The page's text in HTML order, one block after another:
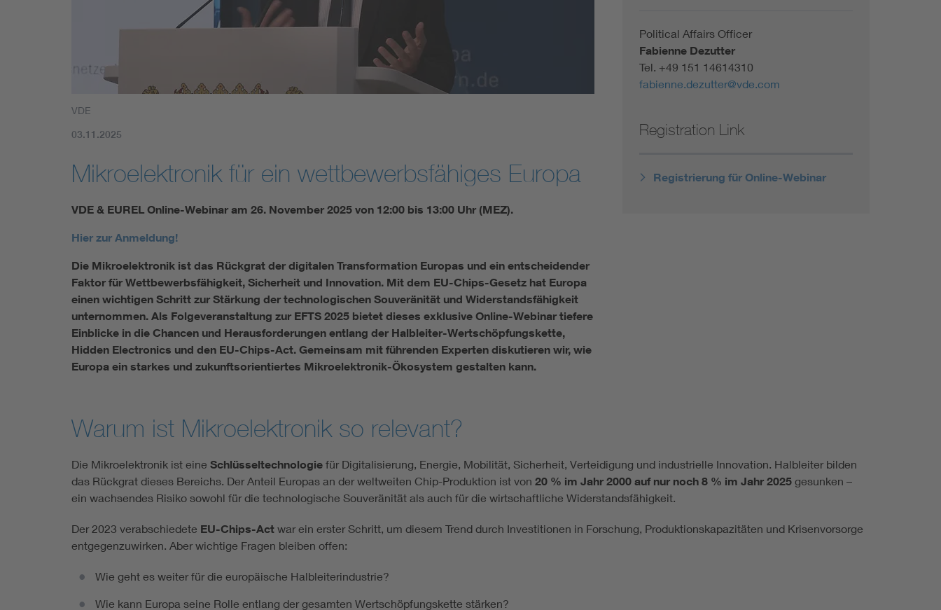
Energy storage
Functional safety Environmental Protection
VDE
03.11.2025
Mikroelektronik für ein wettbewerbsfähiges Europa
VDE & EUREL Online-Webinar am 26. November 2025 von 12:00 bis 13:00 Uhr (MEZ).
Hier zur Anmeldung!
Die Mikroelektronik ist das Rückgrat der digitalen Transformation Europas und ein entscheidender
Faktor für Wettbewerbsfähigkeit, Sicherheit und Innovation. Mit dem EU-Chips-Gesetz hat Europa
einen wichtigen Schritt zur Stärkung der technologischen Souveränität und Widerstandsfähigkeit
unternommen. Als Folgeveranstaltung zur EFTS 2025 bietet dieses exklusive Online-Webinar tiefere
Einblicke in die Chancen und Herausforderungen entlang der Halbleiter-Wertschöpfungskette,
Hidden Electronics und den EU-Chips-Act. Gemeinsam mit führenden Experten diskutieren wir, wie
Europa ein starkes und zukunftsorientiertes Mikroelektronik-Ökosystem gestalten kann.
Political Affairs Officer
Fabienne Dezutter
Tel. +49 151 14614310
fabienne.dezutter@vde.com
Registration Link
Registrierung für Online-Webinar
Warum ist Mikroelektronik so relevant?
Die Mikroelektronik ist eine Schlüsseltechnologie für Digitalisierung, Energie, Mobilität, Sicherheit, Verteidigung und industrielle Innovation. Halbleiter bilden
das Rückgrat dieses Bereichs. Der Anteil Europas an der weltweiten Chip-Produktion ist von 20 % im Jahr 2000 auf nur noch 8 % im Jahr 2025 gesunken –
ein wachsendes Risiko sowohl für die technologische Souveränität als auch für die wirtschaftliche Widerstandsfähigkeit.
Der 2023 verabschiedete EU-Chips-Act war ein erster Schritt, um diesem Trend durch Investitionen in Forschung, Produktionskapazitäten und Krisenvorsorge
entgegenzuwirken. Aber wichtige Fragen bleiben offen:
Wie geht es weiter für die europäische Halbleiterindustrie?
Wie kann Europa seine Rolle entlang der gesamten Wertschöpfungskette stärken?